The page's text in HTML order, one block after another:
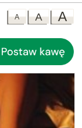
A
A
A